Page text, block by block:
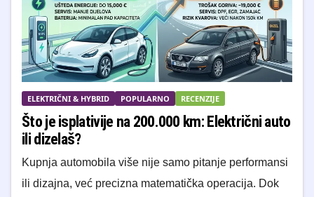
ELEKTRIČNI & HYBRID POPULARNO RECENZIJE
Što je isplativije na 200.000 km: Električni auto
ili dizelaš?
Kupnja automobila više nije samo pitanje performansi
ili dizajna, već precizna matematička operacija. Dok